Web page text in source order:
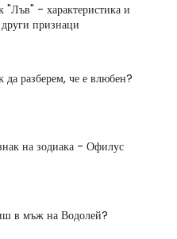
"Лъв" - характеристика и
признаци
разберем, че е влюбен?
на зодиака - Офилус
в мъж на Водолей?